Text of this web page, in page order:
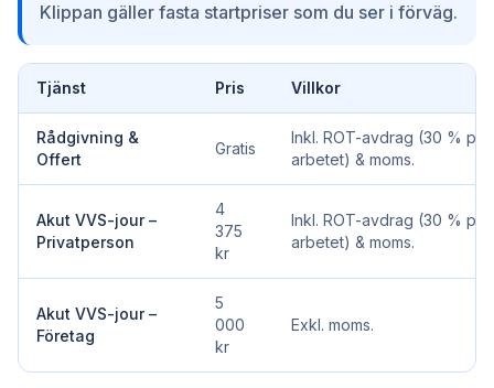
Klippan gäller fasta startpriser som du ser i förväg.
Tjänst Pris Villkor
Rådgivning &
Offert
Gratis
Inkl. ROT-avdrag (30 % på
arbetet) & moms.
Akut VVS-jour –
Privatperson
4
375
kr
Inkl. ROT-avdrag (30 % på
arbetet) & moms.
Akut VVS-jour –
Företag
5
000
kr
Exkl. moms.